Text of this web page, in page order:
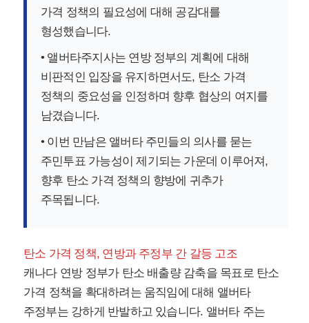
가격 정책의 필요성에 대해 공감대를
형성했습니다.
• 앨버타주지사는 연방 정부의 계획에 대해
비판적인 입장을 유지하면서도, 탄소 가격
정책의 중요성을 인정하며 향후 협상의 여지를
남겼습니다.
• 이번 만남은 앨버타 주민들의 의사를 묻는
주민투표 가능성이 제기되는 가운데 이루어져,
향후 탄소 가격 정책의 향방에 귀추가
주목됩니다.
탄소 가격 정책, 연방과 주정부 간 갈등 고조
캐나다 연방 정부가 탄소 배출량 감축을 목표로 탄소
가격 정책을 확대하려는 움직임에 대해 앨버타
주정부는 강하게 반발하고 있습니다. 앨버타 주는